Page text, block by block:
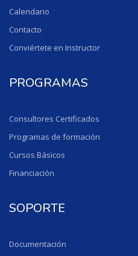
Calendario
Contacto
Conviértete en Instructor
PROGRAMAS
Consultores Certificados
Programas de formación
Cursos Básicos
Financiación
SOPORTE
Documentación